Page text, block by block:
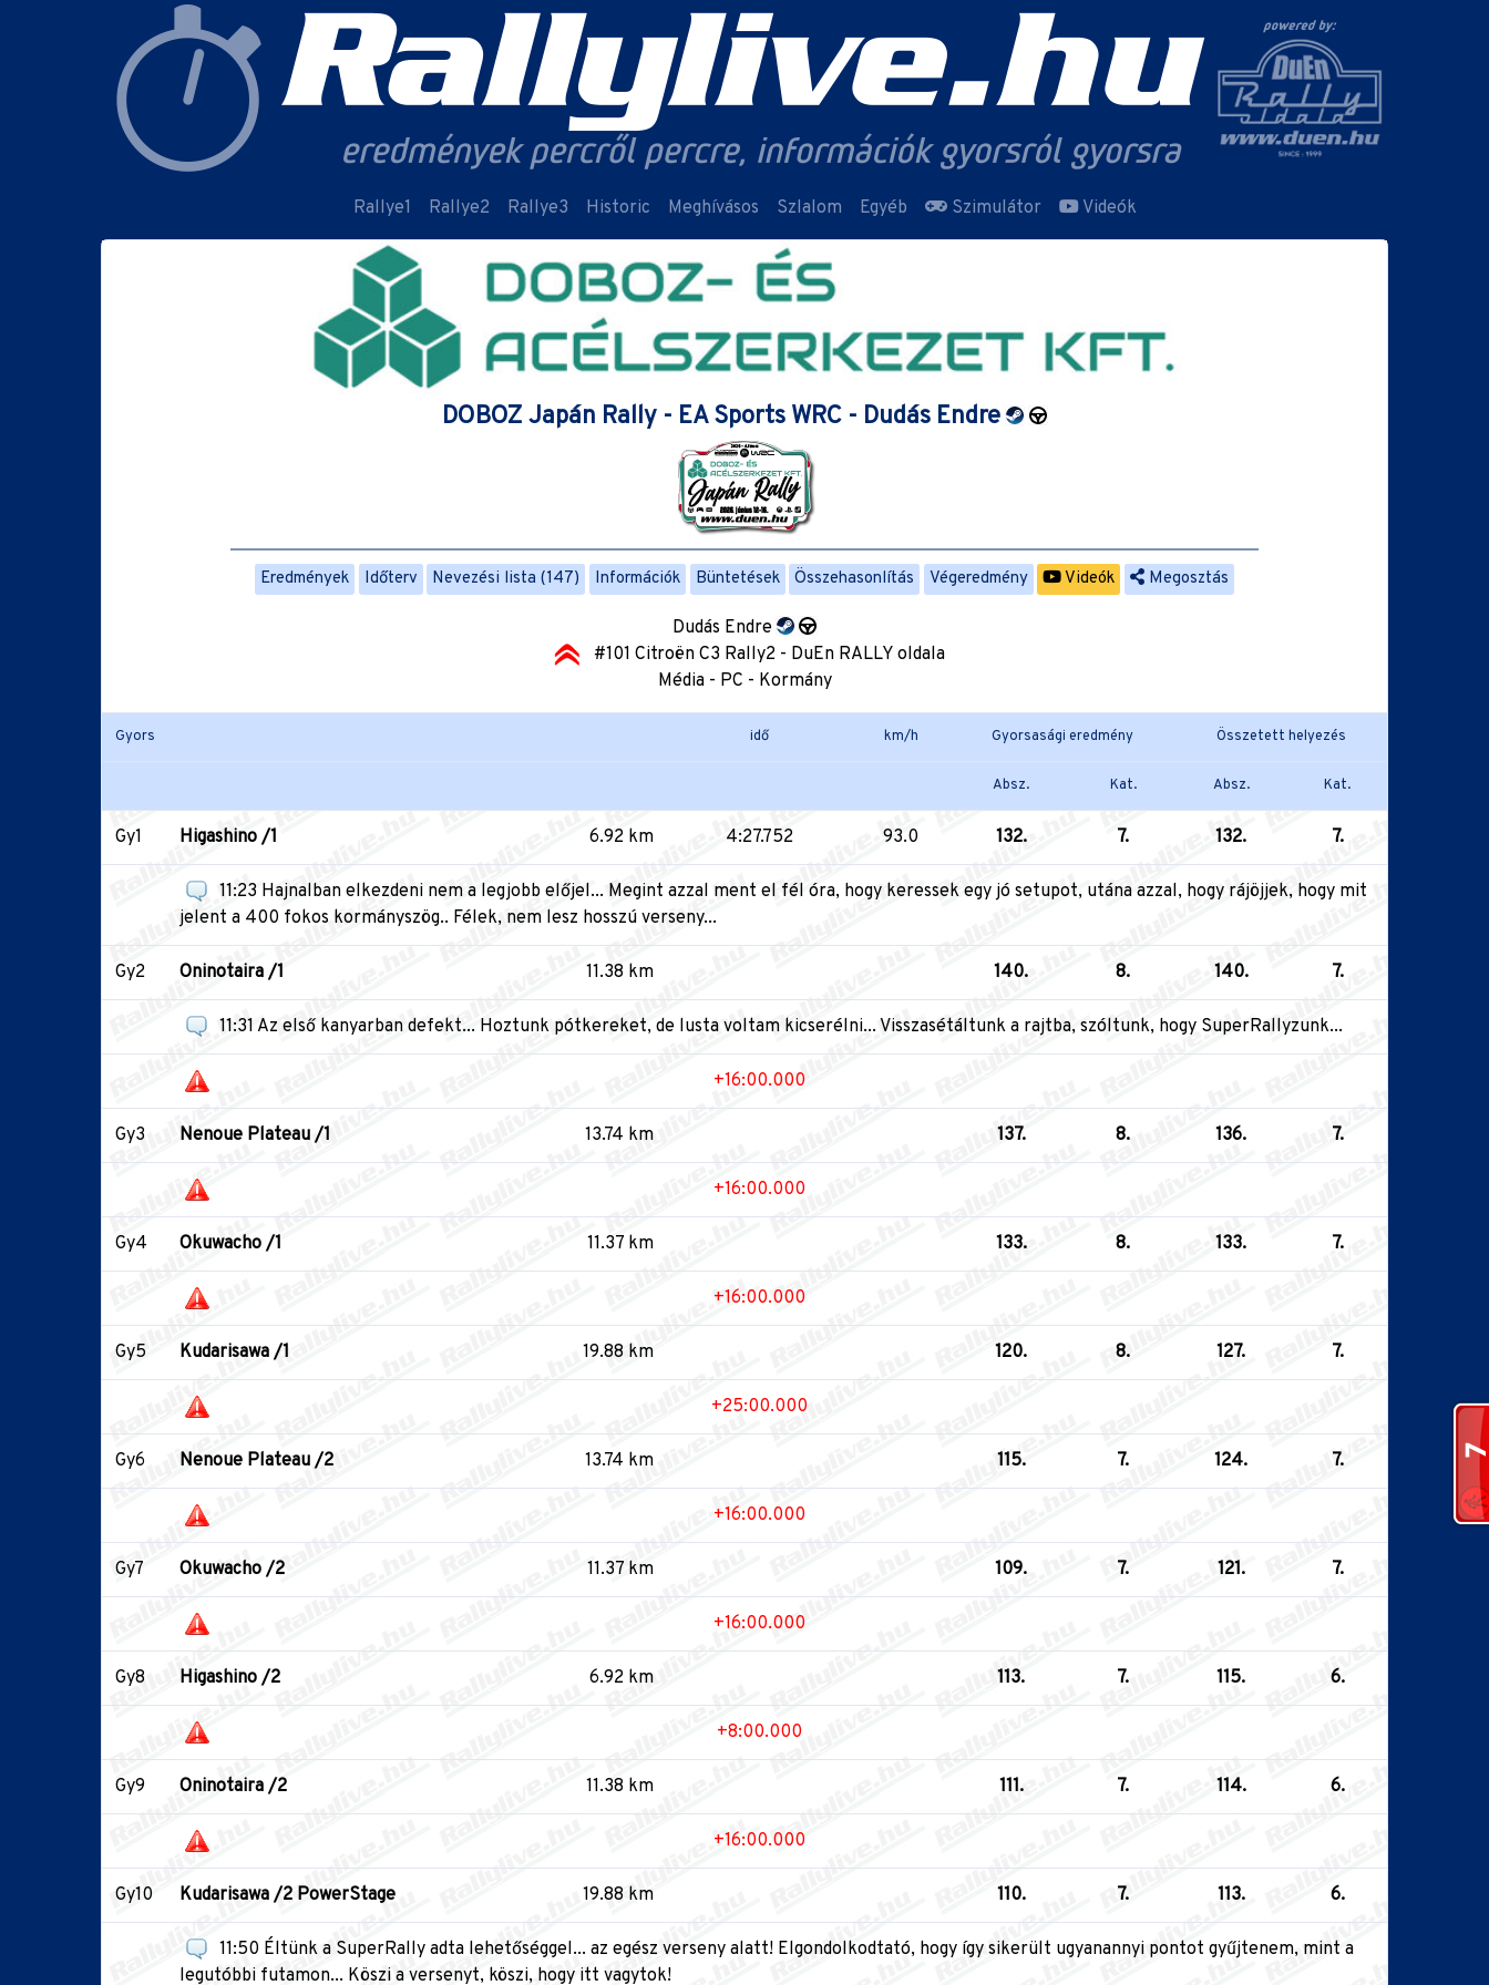
Rallye1 Rallye2 Rallye3 Historic Meghívásos Szlalom Egyéb Szimulátor Videók
DOBOZ Japán Rally - EA Sports WRC - Dudás Endre
Eredmények Időterv Nevezési lista (147) Információk Büntetések Összehasonlítás Végeredmény Videók Megosztás
Dudás Endre
#101 Citroën C3 Rally2 - DuEn RALLY oldala
Média - PC - Kormány
Gyors idő km/h Gyorsasági eredmény Összetett helyezés
Absz. Kat. Absz. Kat.
Gy1 Higashino /1 6.92 km 4:27.752 93.0 132. 7. 132. 7.
11:23 Hajnalban elkezdeni nem a legjobb előjel... Megint azzal ment el fél óra, hogy keressek egy jó setupot, utána azzal, hogy rájöjjek, hogy mit
jelent a 400 fokos kormányszög.. Félek, nem lesz hosszú verseny...
Gy2 Oninotaira /1 11.38 km 140. 8. 140. 7.
11:31 Az első kanyarban defekt... Hoztunk pótkereket, de lusta voltam kicserélni... Visszasétáltunk a rajtba, szóltunk, hogy SuperRallyzunk...
+16:00.000
Gy3 Nenoue Plateau /1 13.74 km 137. 8. 136. 7.
+16:00.000
Gy4 Okuwacho /1 11.37 km 133. 8. 133. 7.
+16:00.000
Gy5 Kudarisawa /1 19.88 km 120. 8. 127. 7.
+25:00.000
Gy6 Nenoue Plateau /2 13.74 km 115. 7. 124. 7.
+16:00.000
Gy7 Okuwacho /2 11.37 km 109. 7. 121. 7.
+16:00.000
Gy8 Higashino /2 6.92 km 113. 7. 115. 6.
+8:00.000
Gy9 Oninotaira /2 11.38 km 111. 7. 114. 6.
+16:00.000
Gy10 Kudarisawa /2 PowerStage 19.88 km 110. 7. 113. 6.
11:50 Éltünk a SuperRally adta lehetőséggel... az egész verseny alatt! Elgondolkodtató, hogy így sikerült ugyanannyi pontot gyűjtenem, mint a
legutóbbi futamon... Köszi a versenyt, köszi, hogy itt vagytok!